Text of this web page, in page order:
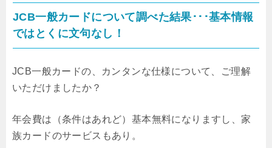
JCB一般カードについて調べた結果･･･基本情報
ではとくに文句なし！
JCB一般カードの、カンタンな仕様について、ご理解
いただけましたか？
年会費は（条件はあれど）基本無料になりますし、家
族カードのサービスもあり。